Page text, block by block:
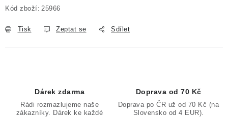
Kód zboží: 25966
Tisk Zeptat se Sdílet
Dárek zdarma
Rádi rozmazlujeme naše
zákazníky. Dárek ke každé
Doprava od 70 Kč
Doprava po ČR už od 70 Kč (na
Slovensko od 4 EUR).